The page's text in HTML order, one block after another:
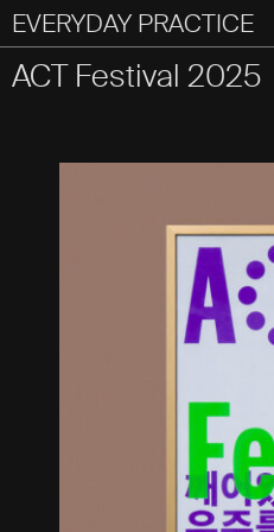
EVERYDAY PRACTICE
일상의실천
All Types Graphic
ACT Festival 2025